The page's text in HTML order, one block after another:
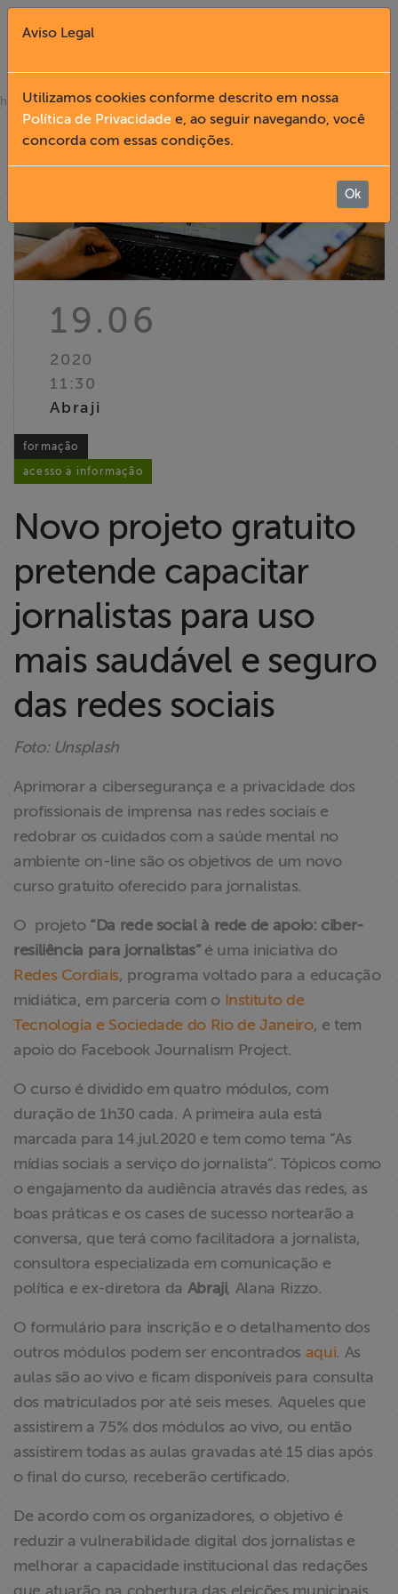
Fechar X
English
Institucional
Informação
Liberdade de
Expressão
Projetos
Proteção Legal
Documentários
dos
Homenageados
Notícias
Associe-se
Doe para
ABRAJI
>> Conteúdo
exclusivo para
Assine a nossa
newsletter
Fale Conosco
home»notícias
19.06
2020
11:30
Abraji
formação
acesso à informação
Novo projeto gratuito
pretende capacitar
jornalistas para uso
mais saudável e seguro
das redes sociais
Foto: Unsplash
Aprimorar a cibersegurança e a privacidade dos
profissionais de imprensa nas redes sociais e
redobrar os cuidados com a saúde mental no
ambiente on-line são os objetivos de um novo
curso gratuito oferecido para jornalistas.
O projeto “Da rede social à rede de apoio: ciber-
resiliência para jornalistas”é uma iniciativa do
Redes Cordiais, programa voltado para a educação
midiática, em parceria com o Instituto de
Tecnologia e Sociedade do Rio de Janeiro, e tem
apoio do Facebook Journalism Project.
O curso é dividido em quatro módulos, com
duração de 1h30 cada. A primeira aula está
marcada para 14.jul.2020 e tem como tema “As
mídias sociais a serviço do jornalista”. Tópicos como
o engajamento da audiência através das redes, as
boas práticas e os cases de sucesso nortearão a
conversa, que terá como facilitadora a jornalista,
consultora especializada em comunicação e
política e ex-diretora da Abraji, Alana Rizzo.
O formulário para inscrição e o detalhamento dos
outros módulos podem ser encontrados aqui. As
aulas são ao vivo e ficam disponíveis para consulta
dos matriculados por até seis meses. Aqueles que
assistirem a 75% dos módulos ao vivo, ou então
assistirem todas as aulas gravadas até 15 dias após
o final do curso, receberão certificado.
De acordo com os organizadores, o objetivo é
reduzir a vulnerabilidade digital dos jornalistas e
melhorar a capacidade institucional das redações
Aviso Legal
Utilizamos cookies conforme descrito em nossa
Política de Privacidade e, ao seguir navegando, você
concorda com essas condições.
Ok